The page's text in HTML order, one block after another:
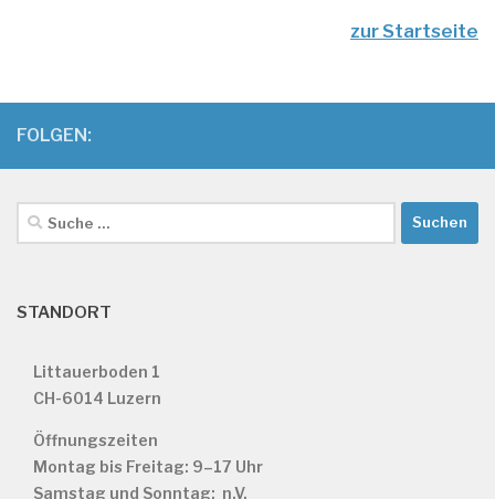
zur Startseite
FOLGEN:
Suche
nach:
STANDORT
Littauerboden 1
CH-6014 Luzern
Öffnungszeiten
Montag bis Freitag: 9–17 Uhr
Samstag und Sonntag: n.V.